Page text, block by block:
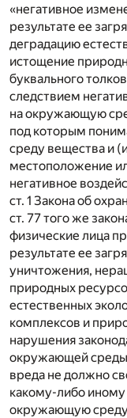
«негативное
результате ее
деградацию
истощение
буквального
следствием
на окружающую
под которым
среду вещества и
местоположение
негативное
ст. 1 Закона об
ст. 77 того же
физические лица
результате ее
уничтожения,
природных
естественных
комплексов и
нарушения
окружающей
вреда не должно
какому-либо
окружающую